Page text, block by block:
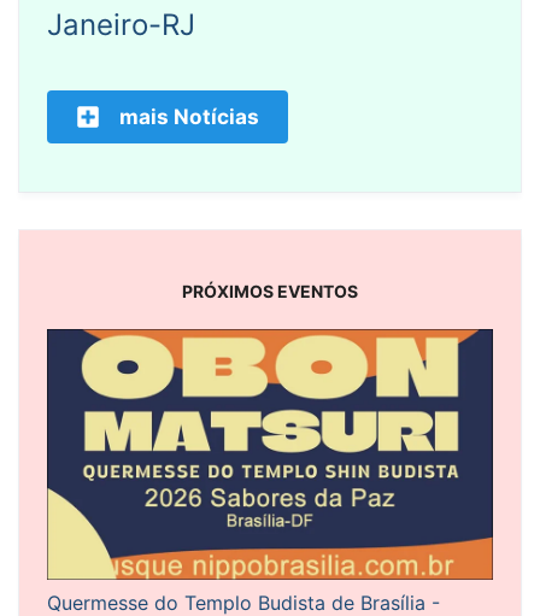
Janeiro-RJ
mais Notícias
PRÓXIMOS EVENTOS
Quermesse do Templo Budista de Brasília -